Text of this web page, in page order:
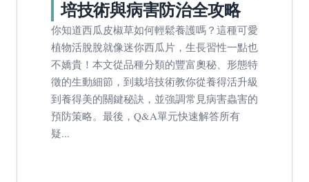
培技術與病害防治全攻略
你知道西瓜皮椒草如何輕鬆養護嗎？這種可愛
植物活脫脫就像迷你西瓜片，生長習性一點也
不嬌貴！本文從品種分類的豐富奧秘、形態特
徵的生動細節，到栽培技術教你從養得活升級
到養得美的關鍵秘訣，並強調常見病害蟲害的
預防策略。最後，Q&A單元快速解答所有
疑...